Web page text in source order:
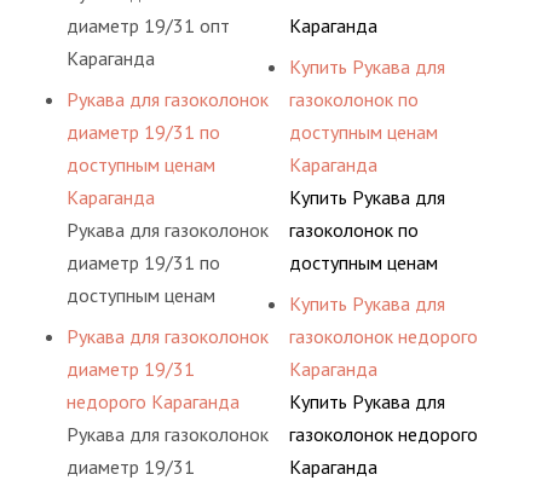
диаметр 19/31 опт
Караганда
Рукава для газоколонок
диаметр 19/31 по
доступным ценам
Караганда
Рукава для газоколонок
диаметр 19/31 по
доступным ценам
Караганда
Рукава для газоколонок
диаметр 19/31
недорого Караганда
Рукава для газоколонок
диаметр 19/31
Караганда
Купить Рукава для
газоколонок по
доступным ценам
Караганда
Купить Рукава для
газоколонок по
доступным ценам
Караганда
Купить Рукава для
газоколонок недорого
Караганда
Купить Рукава для
газоколонок недорого
Караганда